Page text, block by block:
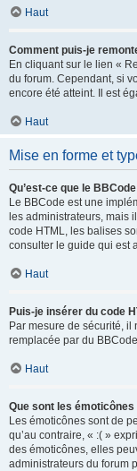
Haut
Comment puis-je
En cliquant sur le lien «
du forum. Cependant, si
encore été atteint. Il est
Haut
Mise en forme et
Qu’est-ce que le
Le BBCode est une
les administrateurs, mais
code HTML, les balises
consulter le guide qui est
Haut
Puis-je insérer du code
Par mesure de sécurité, il
remplacée par du
Haut
Que sont les émoticônes
Les émoticônes sont de
qu’au contraire, « :( »
des émoticônes, elles
administrateurs du forum